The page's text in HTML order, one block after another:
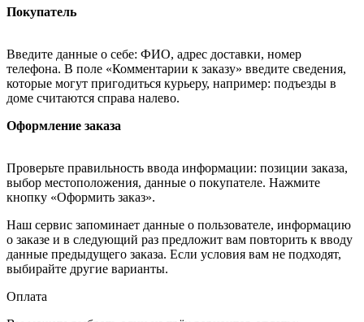
Покупатель
Введите данные о себе: ФИО, адрес доставки, номер
телефона. В поле «Комментарии к заказу» введите сведения,
которые могут пригодиться курьеру, например: подъезды в
доме считаются справа налево.
Оформление заказа
Проверьте правильность ввода информации: позиции заказа,
выбор местоположения, данные о покупателе. Нажмите
кнопку «Оформить заказ».
Наш сервис запоминает данные о пользователе, информацию
о заказе и в следующий раз предложит вам повторить к вводу
данные предыдущего заказа. Если условия вам не подходят,
выбирайте другие варианты.
Оплата